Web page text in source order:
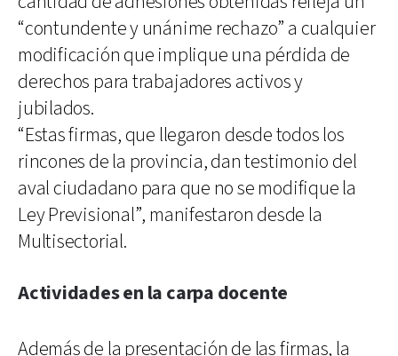
“contundente y unánime rechazo” a cualquier
modificación que implique una pérdida de
derechos para trabajadores activos y
jubilados.
“Estas firmas, que llegaron desde todos los
rincones de la provincia, dan testimonio del
aval ciudadano para que no se modifique la
Ley Previsional”, manifestaron desde la
Multisectorial.
Actividades en la carpa docente
Además de la presentación de las firmas, la